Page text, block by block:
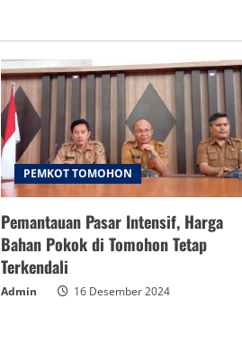
PEMKOT TOMOHON
Pemantauan Pasar Intensif, Harga
Bahan Pokok di Tomohon Tetap
Terkendali
Admin 16 Desember 2024